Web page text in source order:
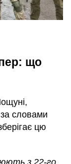
що
словами
цю
з 22-го,